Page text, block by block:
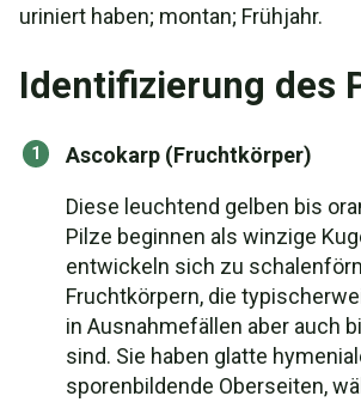
uriniert haben; montan; Frühjahr.
Identifizierung des
Ascokarp (Fruchtkörper)
Diese leuchtend gelben bis
Pilze beginnen als winzige
entwickeln sich zu
Fruchtkörpern, die
in Ausnahmefällen aber auch
sind. Sie haben glatte
sporenbildende Oberseiten,